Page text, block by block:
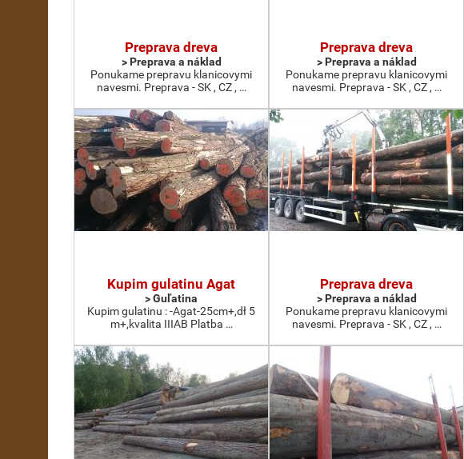
Preprava dreva
> Preprava a náklad
Ponukame prepravu klanicovymi
navesmi. Preprava - SK , CZ , …
Preprava dreva
> Preprava a náklad
Ponukame prepravu klanicovymi
navesmi. Preprava - SK , CZ , …
Kupim gulatinu Agat
> Guľatina
Kupim gulatinu : -Agat-25cm+,dł 5
m+,kvalita IIIAB Platba …
Preprava dreva
> Preprava a náklad
Ponukame prepravu klanicovymi
navesmi. Preprava - SK , CZ , …